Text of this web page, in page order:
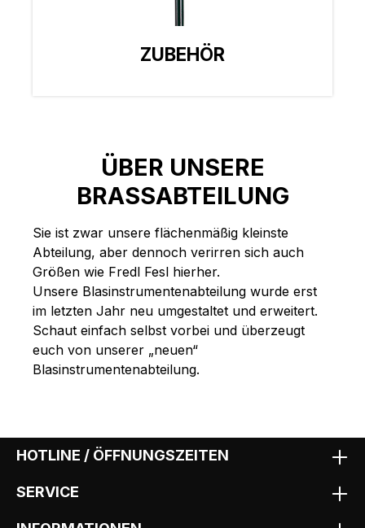
ZUBEHÖR
ÜBER UNSERE
BRASSABTEILUNG
Sie ist zwar unsere flächenmäßig kleinste
Abteilung, aber dennoch verirren sich auch
Größen wie Fredl Fesl hierher.
Unsere Blasinstrumentenabteilung wurde erst
im letzten Jahr neu umgestaltet und erweitert.
Schaut einfach selbst vorbei und überzeugt
euch von unserer „neuen“
Blasinstrumentenabteilung.
HOTLINE / ÖFFNUNGSZEITEN
SERVICE